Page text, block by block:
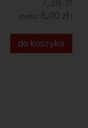
(netto: 6,00 zł )
do koszyka